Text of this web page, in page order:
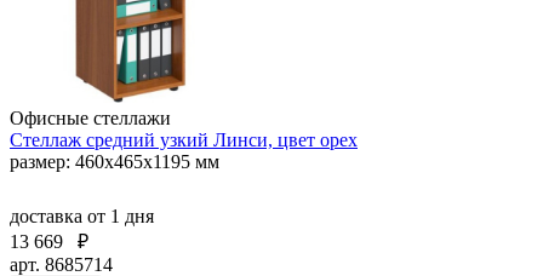
Офисные стеллажи
Стеллаж средний узкий Линси, цвет орех
размер: 460x465x1195 мм
доставка от 1 дня
13 669
₽
арт. 8685714